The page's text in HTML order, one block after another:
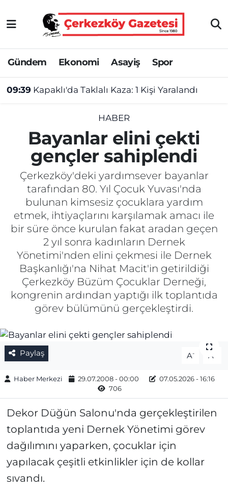
Gündem Ekonomi Asayiş Spor
09:39 Kapaklı'da Taklalı Kaza: 1 Kişi Yaralandı
HABER
Bayanlar elini çekti
gençler sahiplendi
Çerkezköy'deki yardımsever bayanlar
tarafından 80. Yıl Çocuk Yuvası'nda
bulunan kimsesiz çocuklara yardım
etmek, ihtiyaçlarını karşılamak amacı ile
bir süre önce kurulan fakat aradan geçen
2 yıl sonra kadınların Dernek
Yönetimi'nden elini çekmesi ile Dernek
Başkanlığı'na Nihat Macit'in getirildiği
Çerkezköy Büzüm Çocuklar Derneği,
kongrenin ardından yaptığı ilk toplantıda
görev bülümünü gerçekleştirdi.
Paylaş A- A
Haber Merkezi 29.07.2008 - 00:00
07.05.2026 - 16:16
706
Dekor Düğün Salonu'nda gerçekleştirilen
toplantıda yeni Dernek Yönetimi görev
dağılımını yaparken, çocuklar için
yapılacak çeşitli etkinlikler için de kollar
sıvandı.
Asayiş
Ekonomi
Gündem
Kültür&Sanat
Manşet
SAĞLIK
Spor
Gizlilik Sözleşmesi
İletişim
Künye
Yayın İlkeleri
Tekirdağ Nöbetçi Eczaneler
Tekirdağ Hava Durumu
Tekirdağ Namaz Vakitleri
Tekirdağ Trafik Yoğunluk Haritası
Süper Lig Puan Durumu ve Fikstür
Tüm Manşetler
Son Dakika Haberleri
Haber Arşivi